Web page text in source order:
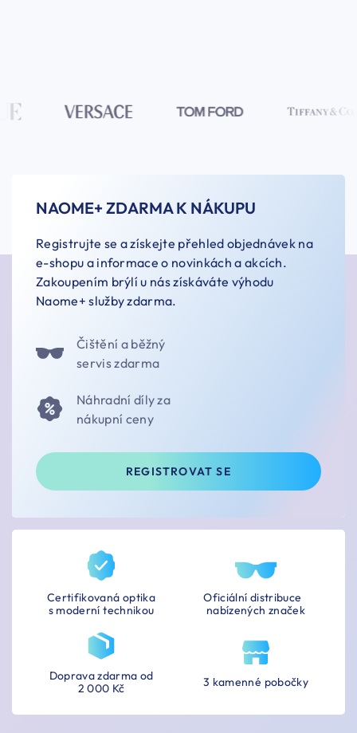
NAOME+ ZDARMA K NÁKUPU
Registrujte se a získejte přehled objednávek na
e-shopu a informace o novinkách a akcích.
Zakoupením brýlí u nás získáváte výhodu
Naome+ služby zdarma.
Čištění a běžný
servis zdarma
Náhradní díly za
nákupní ceny
REGISTROVAT SE
Certifikovaná optika
s moderní technikou
Oficiální distribuce
nabízených značek
3 kamenné pobočky
Doprava zdarma od
2 000 Kč